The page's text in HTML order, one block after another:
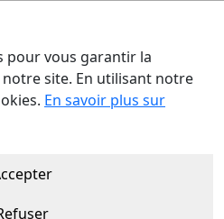
pour vous garantir la
site. En utilisant notre
En savoir plus sur